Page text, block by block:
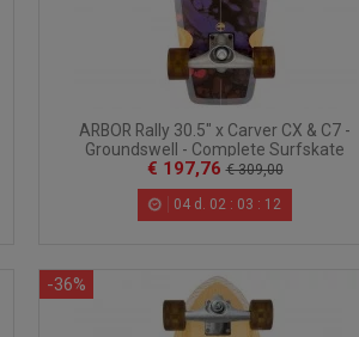
ARBOR Rally 30.5" x Carver CX & C7 -
Groundswell - Complete Surfskate
€ 197,76 € 309,00
04 d. 02 : 03 : 10
-36%